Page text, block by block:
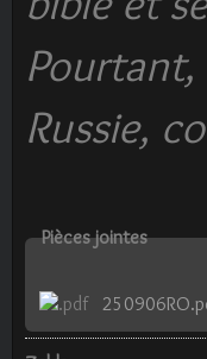
Russie,
Pièces jointes